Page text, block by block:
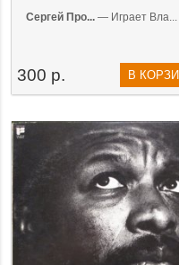
Сергей Про...— Играет Вла...
300 р. В